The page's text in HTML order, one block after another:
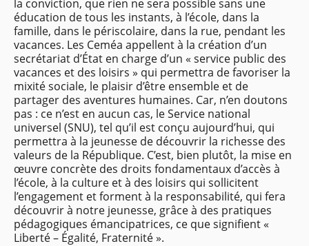
la conviction, que rien ne sera possible sans une
éducation de tous les instants, à l’école, dans la
famille, dans le périscolaire, dans la rue, pendant les
vacances. Les Ceméa appellent à la création d’un
secrétariat d’État en charge d’un « service public des
vacances et des loisirs » qui permettra de favoriser la
mixité sociale, le plaisir d’être ensemble et de
partager des aventures humaines. Car, n’en doutons
pas : ce n’est en aucun cas, le Service national
universel (SNU), tel qu’il est conçu aujourd’hui, qui
permettra à la jeunesse de découvrir la richesse des
valeurs de la République. C’est, bien plutôt, la mise en
œuvre concrète des droits fondamentaux d’accès à
l’école, à la culture et à des loisirs qui sollicitent
l’engagement et forment à la responsabilité, qui fera
découvrir à notre jeunesse, grâce à des pratiques
pédagogiques émancipatrices, ce que signifient «
Liberté – Égalité, Fraternité ».